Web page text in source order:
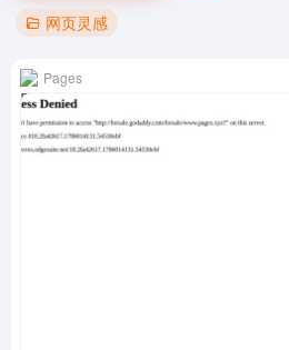
网页灵感
Pages